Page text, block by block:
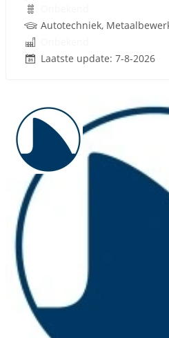
Autotechniek,
Laatste update: 7-8-2026